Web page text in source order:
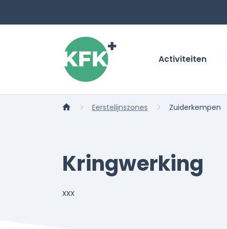
Activiteiten
Eerstelijnszones Zuiderkempen
Kringwerking
xxx